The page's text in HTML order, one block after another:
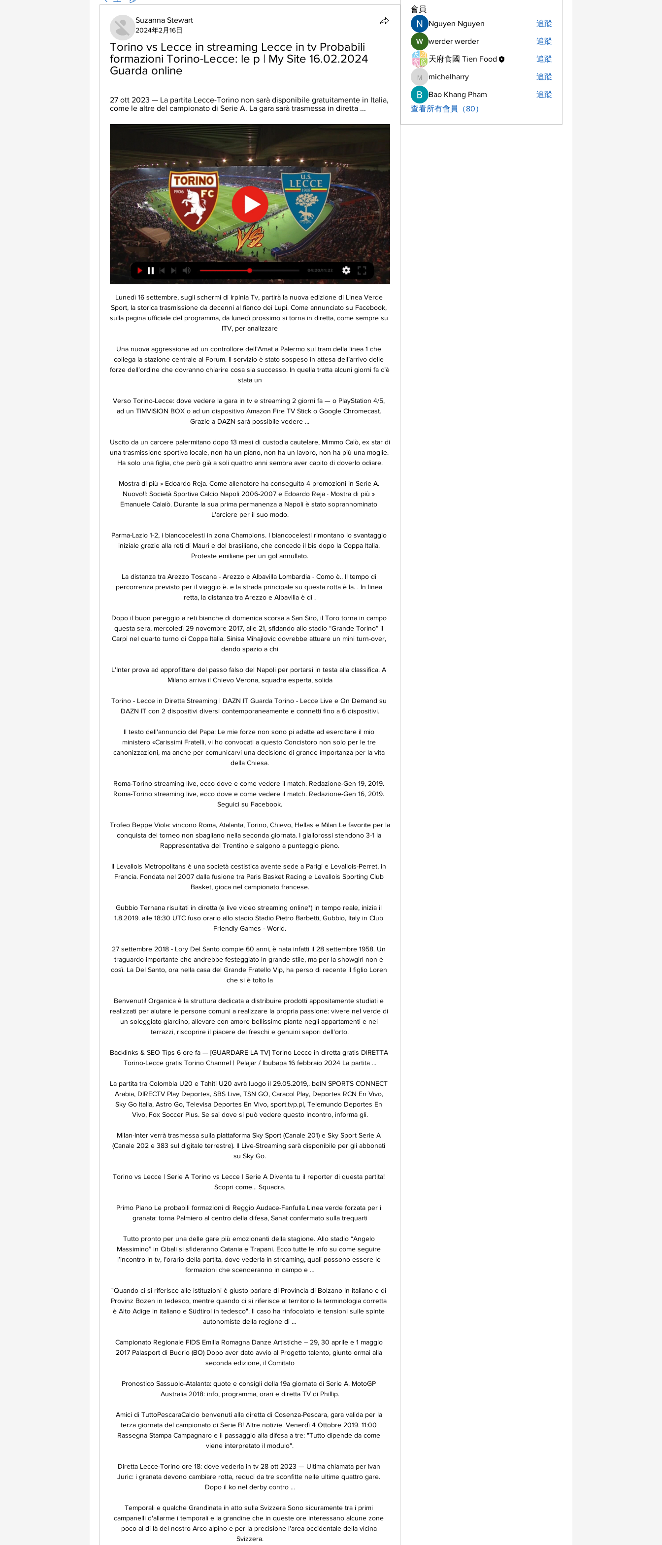
Suzanna Stewart
2024年2月16日
Torino vs Lecce in streaming Lecce in tv Probabili
formazioni Torino-Lecce: le p | My Site 16.02.2024
Guarda online
27 ott 2023 — La partita Lecce-Torino non sarà disponibile gratuitamente in Italia,
come le altre del campionato di Serie A. La gara sarà trasmessa in diretta ...
Lunedì 16 settembre, sugli schermi di Irpinia Tv, partirà la nuova edizione di Linea Verde Sport, la storica trasmissione da decenni al fianco dei Lupi. Come annunciato su Facebook, sulla pagina ufficiale del programma, da lunedì prossimo si torna in diretta, come sempre su ITV, per analizzare

Una nuova aggressione ad un controllore dell’Amat a Palermo sul tram della linea 1 che collega la stazione centrale al Forum. Il servizio è stato sospeso in attesa dell’arrivo delle forze dell’ordine che dovranno chiarire cosa sia successo. In quella tratta alcuni giorni fa c’è stata un

Verso Torino-Lecce: dove vedere la gara in tv e streaming 2 giorni fa — o PlayStation 4/5, ad un TIMVISION BOX o ad un dispositivo Amazon Fire TV Stick o Google Chromecast. Grazie a DAZN sarà possibile vedere ...

Uscito da un carcere palermitano dopo 13 mesi di custodia cautelare, Mimmo Calò, ex star di una trasmissione sportiva locale, non ha un piano, non ha un lavoro, non ha più una moglie. Ha solo una figlia, che però già a soli quattro anni sembra aver capito di doverlo odiare.

Mostra di più » Edoardo Reja. Come allenatore ha conseguito 4 promozioni in Serie A. Nuovo!!: Società Sportiva Calcio Napoli 2006-2007 e Edoardo Reja · Mostra di più » Emanuele Calaiò. Durante la sua prima permanenza a Napoli è stato soprannominato L'arciere per il suo modo.

Parma-Lazio 1-2, i biancocelesti in zona Champions. I biancocelesti rimontano lo svantaggio iniziale grazie alla reti di Mauri e del brasiliano, che concede il bis dopo la Coppa Italia. Proteste emiliane per un gol annullato.

La distanza tra Arezzo Toscana - Arezzo e Albavilla Lombardia - Como è.. Il tempo di percorrenza previsto per il viaggio è. e la strada principale su questa rotta è la. . In linea retta, la distanza tra Arezzo e Albavilla è di .

Dopo il buon pareggio a reti bianche di domenica scorsa a San Siro, il Toro torna in campo questa sera, mercoledì 29 novembre 2017, alle 21, sfidando allo stadio “Grande Torino” il Carpi nel quarto turno di Coppa Italia. Sinisa Mihajlovic dovrebbe attuare un mini turn-over, dando spazio a chi

L'Inter prova ad approfittare del passo falso del Napoli per portarsi in testa alla classifica. A Milano arriva il Chievo Verona, squadra esperta, solida

Torino - Lecce in Diretta Streaming | DAZN IT Guarda Torino - Lecce Live e On Demand su DAZN IT con 2 dispositivi diversi contemporaneamente e connetti fino a 6 dispositivi.

Il testo dell'annuncio del Papa: Le mie forze non sono pi adatte ad esercitare il mio ministero «Carissimi Fratelli, vi ho convocati a questo Concistoro non solo per le tre canonizzazioni, ma anche per comunicarvi una decisione di grande importanza per la vita della Chiesa.

Roma-Torino streaming live, ecco dove e come vedere il match. Redazione-Gen 19, 2019. Roma-Torino streaming live, ecco dove e come vedere il match. Redazione-Gen 16, 2019. Seguici su Facebook.

Trofeo Beppe Viola: vincono Roma, Atalanta, Torino, Chievo, Hellas e Milan Le favorite per la conquista del torneo non sbagliano nella seconda giornata. I giallorossi stendono 3-1 la Rappresentativa del Trentino e salgono a punteggio pieno.

Il Levallois Metropolitans è una società cestistica avente sede a Parigi e Levallois-Perret, in Francia. Fondata nel 2007 dalla fusione tra Paris Basket Racing e Levallois Sporting Club Basket, gioca nel campionato francese.

Gubbio Ternana risultati in diretta (e live video streaming online*) in tempo reale, inizia il 1.8.2019. alle 18:30 UTC fuso orario allo stadio Stadio Pietro Barbetti, Gubbio, Italy in Club Friendly Games - World.

27 settembre 2018 - Lory Del Santo compie 60 anni, è nata infatti il 28 settembre 1958. Un traguardo importante che andrebbe festeggiato in grande stile, ma per la showgirl non è così. La Del Santo, ora nella casa del Grande Fratello Vip, ha perso di recente il figlio Loren che si è tolto la

Benvenuti! Organica è la struttura dedicata a distribuire prodotti appositamente studiati e realizzati per aiutare le persone comuni a realizzare la propria passione: vivere nel verde di un soleggiato giardino, allevare con amore bellissime piante negli appartamenti e nei terrazzi, riscoprire il piacere dei freschi e genuini sapori dell'orto.

Backlinks & SEO Tips 6 ore fa — [GUARDARE LA TV] Torino Lecce in diretta gratis DIRETTA Torino-Lecce gratis Torino Channel | Pelajar / Ibubapa 16 febbraio 2024 La partita ...

La partita tra Colombia U20 e Tahiti U20 avrà luogo il 29.05.2019,. beIN SPORTS CONNECT Arabia, DIRECTV Play Deportes, SBS Live, TSN GO, Caracol Play, Deportes RCN En Vivo, Sky Go Italia, Astro Go, Televisa Deportes En Vivo, sport.tvp.pl, Telemundo Deportes En Vivo, Fox Soccer Plus. Se sai dove si può vedere questo incontro, informa gli.

Milan-Inter verrà trasmessa sulla piattaforma Sky Sport (Canale 201) e Sky Sport Serie A (Canale 202 e 383 sul digitale terrestre). Il Live-Streaming sarà disponibile per gli abbonati su Sky Go.

Torino vs Lecce | Serie A Torino vs Lecce | Serie A Diventa tu il reporter di questa partita! Scopri come... Squadra.

Primo Piano Le probabili formazioni di Reggio Audace-Fanfulla Linea verde forzata per i granata: torna Palmiero al centro della difesa, Sanat confermato sulla trequarti

Tutto pronto per una delle gare più emozionanti della stagione. Allo stadio “Angelo Massimino” in Cibali si sfideranno Catania e Trapani. Ecco tutte le info su come seguire l’incontro in tv, l’orario della partita, dove vederla in streaming, quali possono essere le formazioni che scenderanno in campo e …

"Quando ci si riferisce alle istituzioni è giusto parlare di Provincia di Bolzano in italiano e di Provinz Bozen in tedesco, mentre quando ci si riferisce al territorio la terminologia corretta è Alto Adige in italiano e Südtirol in tedesco". Il caso ha rinfocolato le tensioni sulle spinte autonomiste della regione di …

Campionato Regionale FIDS Emilia Romagna Danze Artistiche – 29, 30 aprile e 1 maggio 2017 Palasport di Budrio (BO) Dopo aver dato avvio al Progetto talento, giunto ormai alla seconda edizione, il Comitato

Pronostico Sassuolo-Atalanta: quote e consigli della 19a giornata di Serie A. MotoGP Australia 2018: info, programma, orari e diretta TV di Phillip.

Amici di TuttoPescaraCalcio benvenuti alla diretta di Cosenza-Pescara, gara valida per la terza giornata del campionato di Serie B! Altre notizie. Venerdì 4 Ottobre 2019. 11:00 Rassegna Stampa Campagnaro e il passaggio alla difesa a tre: "Tutto dipende da come viene interpretato il modulo".

Diretta Lecce-Torino ore 18: dove vederla in tv 28 ott 2023 — Ultima chiamata per Ivan Juric: i granata devono cambiare rotta, reduci da tre sconfitte nelle ultime quattro gare. Dopo il ko nel derby contro ...

Temporali e qualche Grandinata in atto sulla Svizzera Sono sicuramente tra i primi campanelli d'allarme i temporali e la grandine che in queste ore interessano alcune zone poco al di là del nostro Arco alpino e per la precisione l'area occidentale della vicina Svizzera.

Autoscuola Flaminia Roma - Via Dei Gracchi 149, 00192 Rome, Italy - Rated 5 based on 11 Reviews "Da tanto tempo frequento questa Autoscuola Flaminia...

Dove seguire in diretta tv e streaming la gara Vardar Skopje-Zenit San Pietroburgo valida per la fase a gironi dell'Europa League 2017-2018.

D’Anna traballa e potrebbe saltare in caso di ko col Milan. Per sostituirlo i nomi caldi sono quelli di Iachini, Ventura, Delneri e Nicola È una stagione complicata per il Chievo Verona, penalizzato prima dell’inizio del campionato per la vicenda sulle plusvalenze e in grande difficoltà anche …

Antenna Sud è un' emittente televisiva che trasmette in Puglia sul canale 13 e in Basilicata sul canale 87.News, intrattenimento e Sport. Seguici sul digitale terrestre ed in streaming web. Serie D girone H | Fasano-Nardò 2-2

Era particolarmente noto per il parlato dialettale e in falsetto e per la sigla d'apertura della sua trasmissione, nella quale il sedicente mago interpreta, ovviamente a modo suo, una nota canzone di Luigi Tenco. Suscitava inoltre curiosità, se non ilarità, una scritta che compariva in …

Statistiche Caldiero Terme - Villafranca in Serie D Grp. C. Confronto le quote e pronostici Caldiero Terme - Villafranca dei nostri tipster Calcio sul bettingexpert. Prova il nuovo bettingexpert Questo sito contiene contenuto commerciale.. Vai alla sezione "Video Streaming" per vedere l'incontro in diretta.

Resistenza Cantautoriale on the Road Del Grillo viene dal vecchio mondo della canzone d’autore italiana e attraverso il suo gesto rivendica il diritto alla sopravvivenza editoriale e mediatica sua e di tutti quelli che come lui come si muovono al di fuori dei canali produttivi e commerciali di massa. Lui sceglie di parlare sottovoce quando.

Il derby della Ruhr tra Borussia Dortmund e Schalke 04 finisce con il punteggio di 4-4 nella tredicesima giornata della Bundesliga 2017/2018. Le due squadre concludono una sfida emozionante e davvero divertente andata in scena al Signal Iduna Park che aveva visto i padroni di casa chiudere il primo tempo sul punteggio di 4-0 grazie ai gol di.

Daniele Cultura fisica – Attività con sovraccarichi e resistenze finalizzate al fitness e al benessere fisico Istruttore Fitness e Body Building, Personal Trainer – III livello

Domani torna il calcio italiano con la Tim Cup. Siamo agli ottavi di finale e ad aprire il programma sarà la sfida tra Lazio e Novara, con Simone Inzaghi che vuole un futuro importante in nella Coppa nazionale.

gallerie di linea a binario singolo: diametro di scavo 6,50 m (tratte esterne) diametro di scavo 9,15 m (tratta centrale) 0. secondi, la frequenza di esercizio nelle ore di punta. 0. secondi, la frequenza minima. 0. km/h, velocità massima. Corografia del tracciato. Corografia asse Ovest – …

Statistiche testa a testa Tomas Martin Etcheverry - Federico Coria. Risultati degli incontri precedenti con le quote di chiusura. Per offrirti il miglior servizio possibile questo sito utilizza cookie propri e di terz
會員
Nguyen Nguyen
追蹤
werder werder 追蹤
天府食國 Tien Food 追蹤
michelharry
michelharry 追蹤
Bao Khang Pham
追蹤
查看所有會員（80）